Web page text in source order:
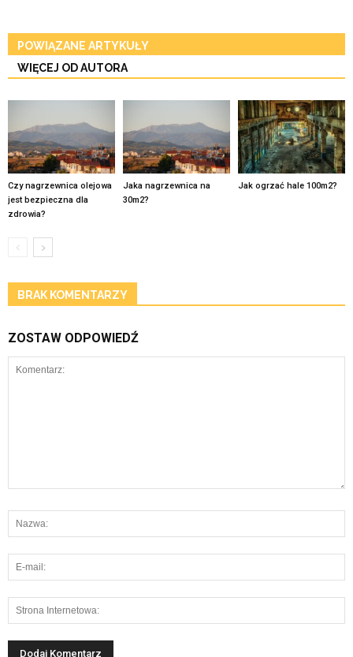
POWIĄZANE ARTYKUŁY
WIĘCEJ OD AUTORA
Czy nagrzewnica olejowa
jest bezpieczna dla
zdrowia?
Jaka nagrzewnica na
30m2?
Jak ogrzać hale 100m2?
BRAK KOMENTARZY
ZOSTAW ODPOWIEDŹ